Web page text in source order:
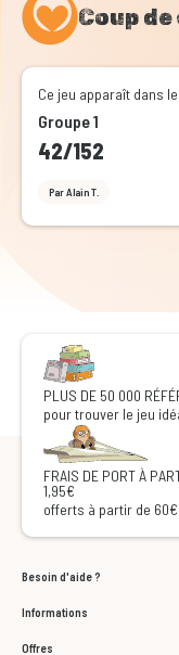
Coup
Ce jeu apparaît dans
Groupe 1
42/152
Par Alain T.
PLUS DE 50 000
pour trouver le jeu
FRAIS DE PORT À
1,95€
offerts à partir de 60€
Besoin d'aide ?
Informations
Offres